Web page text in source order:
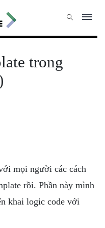
trong
mọi người các cách
rồi. Phần này mình
khai logic code với